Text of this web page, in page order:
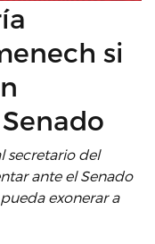
si
secretario del
ante el Senado
exonerar a